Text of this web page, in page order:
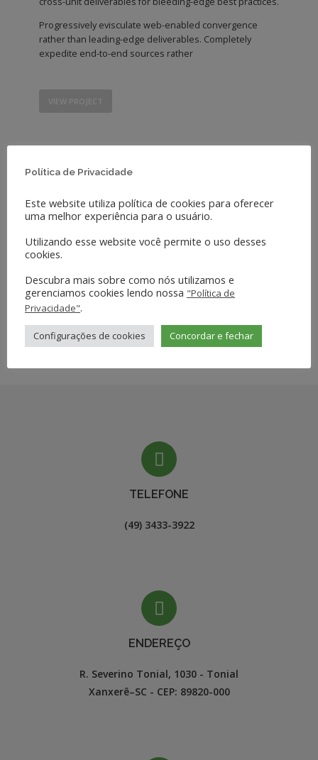
Progressively evisculate web-enabled convergence
rather than leading-edge deliverables. Completely
expedite end-to-end sources rather
SHARE THIS PROJECT
TELEFONE
(49) 3433-3922
ENDEREÇO
R. Severino Tonial, 1030 - Tonial
Xanxerê–SC - CEP: 89820-000
Política de Privacidade
Este website utiliza política de cookies para oferecer
uma melhor experiência para o usuário.
Utilizando esse website você permite o uso desses
cookies.
Descubra mais sobre como nós utilizamos e
gerenciamos cookies lendo nossa "Política de
Privacidade".
Configurações de cookies Concordar e fechar